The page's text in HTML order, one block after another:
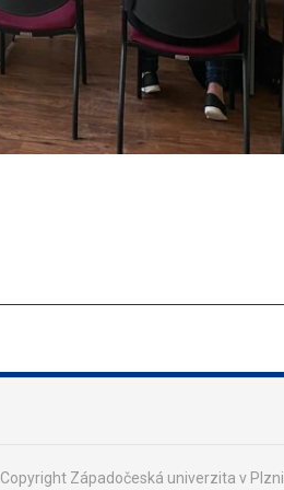
Copyright Západočeská univerzita v